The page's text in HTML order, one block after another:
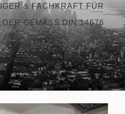
& FACHKRAFT FÜR
GEMÄSS DIN 14676